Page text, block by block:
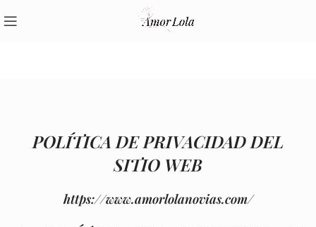
POLÍTICA DE PRIVACIDAD DEL
SITIO WEB
https://www.amorlolanovias.com/